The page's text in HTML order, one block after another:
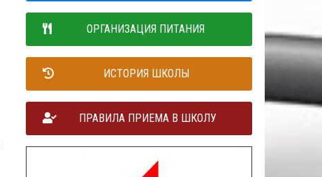
ОРГАНИЗАЦИЯ ПИТАНИЯ
ИСТОРИЯ ШКОЛЫ
ПРАВИЛА ПРИЕМА В ШКОЛУ